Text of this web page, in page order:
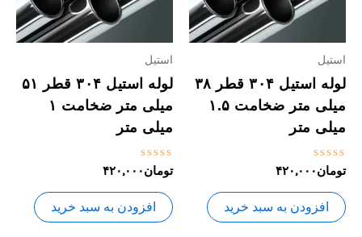
استیل
لوله استیل ۳۰۴ قطر ۳۸
میلی متر ضخامت ۱.۵
میلی متر
نمره
0
از
5
تومان۴۲۰,۰۰۰
افزودن به سبد خرید
استیل
لوله استیل ۳۰۴ قطر ۵۱
میلی متر ضخامت ۱
میلی متر
نمره
0
از
5
تومان۴۲۰,۰۰۰
افزودن به سبد خرید